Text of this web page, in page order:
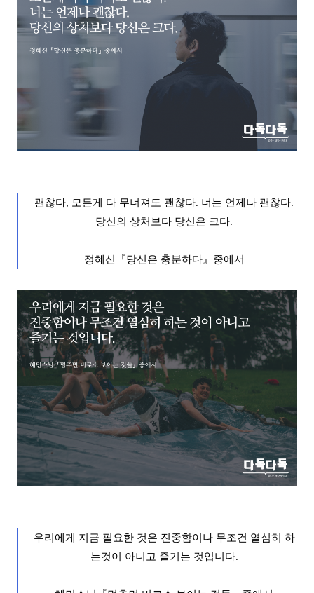
괜찮다, 모든게 다 무너져도 괜찮다. 너는 언제나 괜찮다.
당신의 상처보다 당신은 크다.
정혜신 『당신은 충분하다』 중에서
우리에게 지금 필요한 것은 진중함이나 무조건 열심히 하
는것이 아니고 즐기는 것입니다.